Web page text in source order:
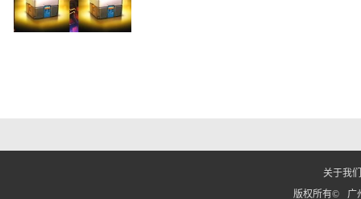
关于我们
版权所有©
广